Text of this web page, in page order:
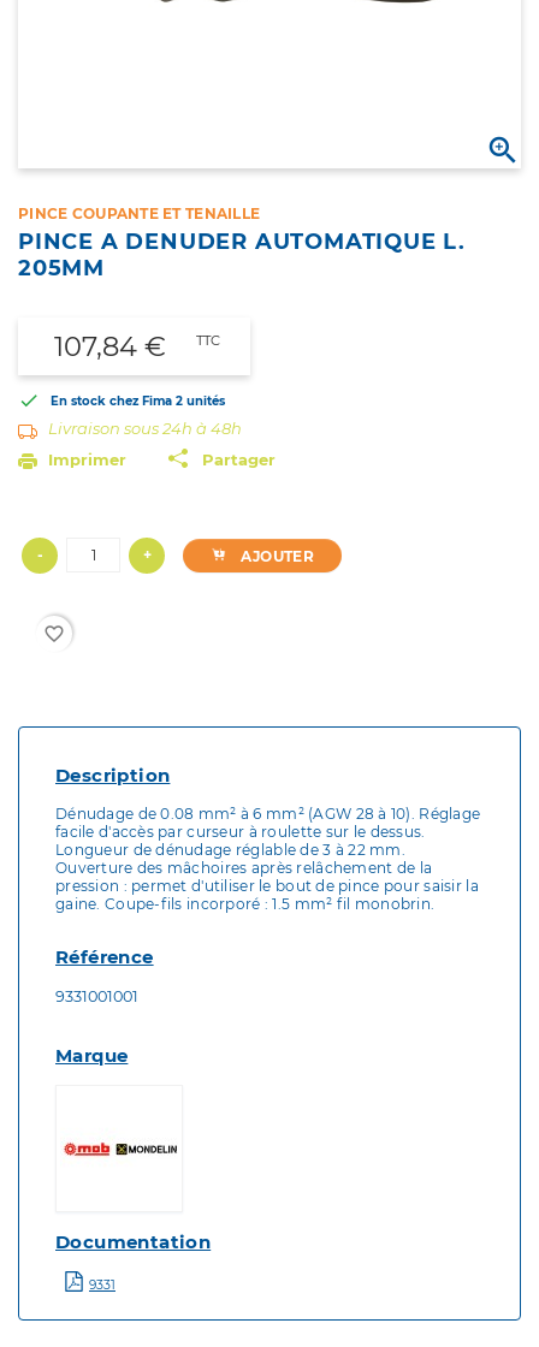

PINCE COUPANTE ET TENAILLE
PINCE A DENUDER AUTOMATIQUE L.
205MM
107,84 € TTC
 En stock chez Fima 2 unités
Livraison sous 24h à 48h
Imprimer
Partager
- + AJOUTER
favorite_border
Description
Dénudage de 0.08 mm² à 6 mm² (AGW 28 à 10). Réglage
facile d'accès par curseur à roulette sur le dessus.
Longueur de dénudage réglable de 3 à 22 mm.
Ouverture des mâchoires après relâchement de la
pression : permet d'utiliser le bout de pince pour saisir la
gaine. Coupe-fils incorporé : 1.5 mm² fil monobrin.
Référence
9331001001
Marque
Documentation
9331